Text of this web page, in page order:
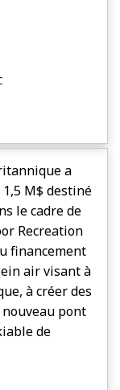
a
M$ destiné
le cadre de
Recreation
financement
air visant à
à créer des
pont
de